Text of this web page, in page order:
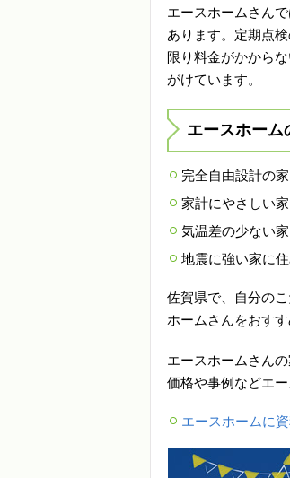
エースホームさん
あります。定期点
限り料金がかから
がけています。
エースホーム
完全自由設計の
家計にやさしい
気温差の少ない
地震に強い家に
佐賀県で、自分の
ホームさんをおすす
エースホームさん
価格や事例などエ
エースホームに資